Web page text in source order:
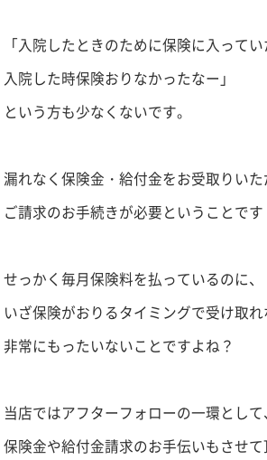
「入院したときのために保険に入ってい
入院した時保険おりなかったなー」
という方も少なくないです。
漏れなく保険金・給付金をお受取りいた
ご請求のお手続きが必要ということです
せっかく毎月保険料を払っているのに、
いざ保険がおりるタイミングで受け取
非常にもったいないことですよね？
当店ではアフターフォローの一環として、
保険金や給付金請求のお手伝いもさせて